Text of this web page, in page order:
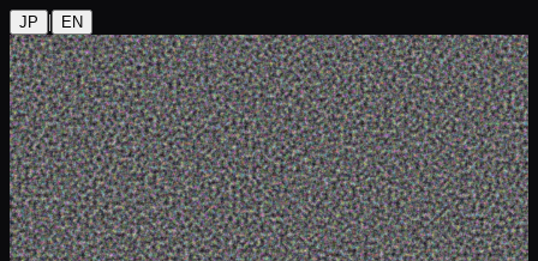
JP | EN